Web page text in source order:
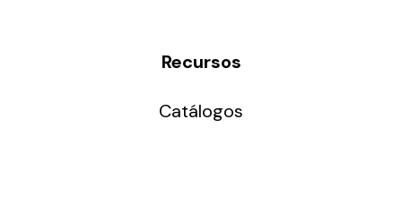
Recursos
Catálogos